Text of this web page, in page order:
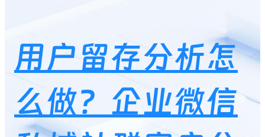
用户留存分析怎
么做？企业微信